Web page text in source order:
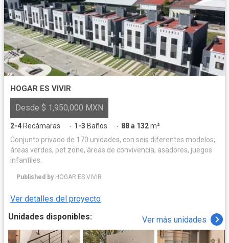
HOGAR ES VIVIR
Desde $ 1,950,000 MXN
2-4 Recámaras · 1-3 Baños · 88 a 132m²
Conjunto privado de 170 unidades, con seis diferentes modelos;
áreas verdes, pet zone, áreas de convivencia, asadores, juegos
infantiles.
Published by HOGAR ES VIVIR
Ver detalles del proyecto
Unidades disponibles:
Ver más unidades